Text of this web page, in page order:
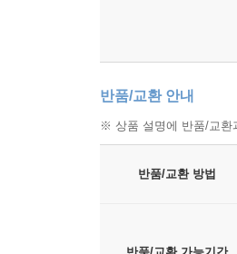
반품/교환 안내
※ 상품 설명에 반품/교환
반품/교환 방법